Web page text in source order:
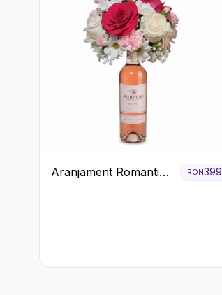
Aranjament Romantic
RON399